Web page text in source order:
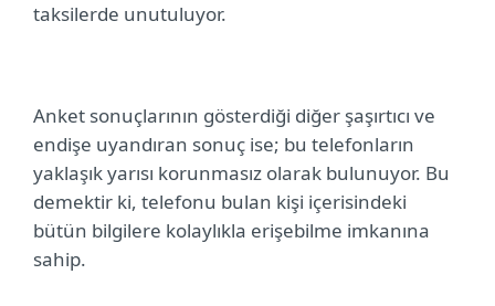
taksilerde unutuluyor.
Anket sonuçlarının gösterdiği diğer şaşırtıcı ve
endişe uyandıran sonuç ise; bu telefonların
yaklaşık yarısı korunmasız olarak bulunuyor. Bu
demektir ki, telefonu bulan kişi içerisindeki
bütün bilgilere kolaylıkla erişebilme imkanına
sahip.